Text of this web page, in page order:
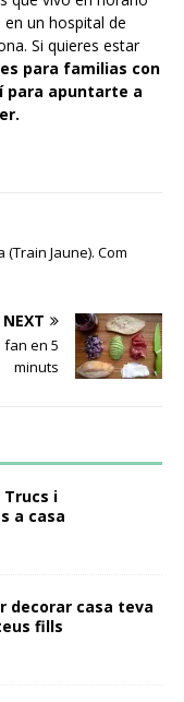
un hospital de
Si quieres estar
para familias con
para apuntarte a
.
Jaune). Com
NEXT
fan en 5
minuts
Trucs i
a casa
decorar casa teva
fills